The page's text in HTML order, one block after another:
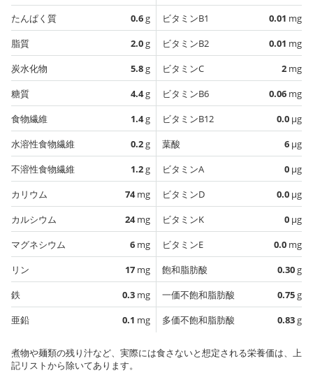
たんぱく質
0.6g
脂質
2.0g
炭水化物
5.8g
糖質
4.4g
食物繊維
1.4g
水溶性食物繊維
0.2g
不溶性食物繊維
1.2g
カリウム
74mg
カルシウム
24mg
マグネシウム
6 mg
リン
17 mg
鉄
0.3 mg
亜鉛
0.1 mg
ビタミンB1
0.01 mg
ビタミンB2
0.01 mg
ビタミンC
2 mg
ビタミンB6
0.06 mg
ビタミンB12
0.0 µg
葉酸
6 µg
ビタミンA
0 µg
ビタミンD
0.0 µg
ビタミンK
0 µg
ビタミンE
0.0 mg
飽和脂肪酸
0.30g
一価不飽和脂肪酸
0.75g
多価不飽和脂肪酸
0.83g
煮物や麺類の残り汁など、実際には食さないと想定される栄養価は、上
記リストから除いてあります。